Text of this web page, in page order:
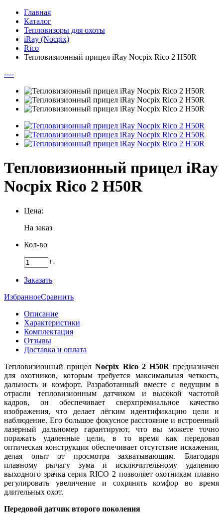
Главная
Каталог
Тепловизоры для охоты
iRay (Nocpix)
Rico
Тепловизионный прицел iRay Nocpix Rico 2 H50R
----
Тепловизионный прицел iRay
Nocpix Rico 2 H50R
Цена:
На заказ
Кол-во
+-
Заказать
ИзбранноеСравнить
Описание
Характеристики
Комплектация
Отзывы
Доставка и оплата
Тепловизионный прицелNocpix Rico 2 H50R предназначен
для охотников, которым требуется максимальная четкость,
дальность и комфорт. Разработанный вместе с ведущим в
отрасли тепловизионным датчиком и высокой частотой
кадров, он обеспечивает сверхпремиальное качество
изображения, что делает лёгким идентификацию цели и
наблюдение. Его большое фокусное расстояние и встроенный
лазерный дальномер гарантируют, что вы можете точно
поражать удаленные цели, в то время как передовая
оптическая конструкция обеспечивает отсутствие искажения,
делая опыт от просмотра захватывающим. Благодаря
плавному рычагу зума и исключительному удалению
выходного зрачка серия RICO 2 позволяет охотникам плавно
регулировать увеличение и сохрянять комфор во время
длительных охот.
Передовой датчик второго поколения